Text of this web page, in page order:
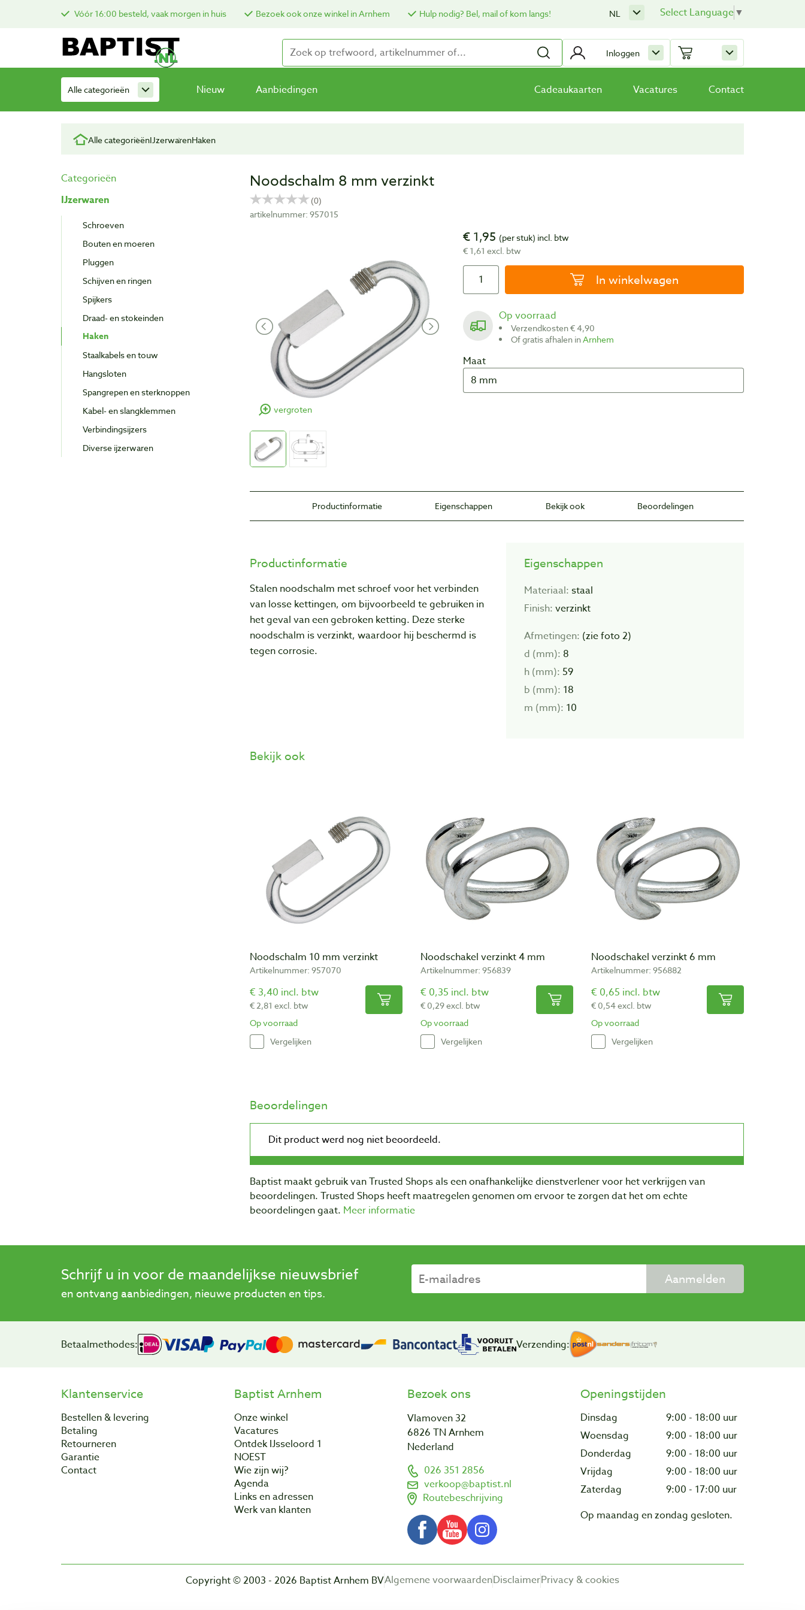
Vóór 16:00 besteld, vaak morgen in huis Bezoek ook onze winkel in Arnhem Hulp nodig? Bel, mail of kom langs! Select Language▼
NL
Inloggen
Alle categorieën Nieuw Aanbiedingen Cadeaukaarten Vacatures Contact
Alle categorieënIJzerwarenHaken
Categorieën
IJzerwaren
Schroeven
Bouten en moeren
Pluggen
Schijven en ringen
Spijkers
Draad- en stokeinden
Haken
Staalkabels en touw
Hangsloten
Spangrepen en sterknoppen
Kabel- en slangklemmen
Verbindingsijzers
Diverse ijzerwaren
Noodschalm 8 mm verzinkt
artikelnummer: 957015
vergroten
€ 1,95 (per stuk) incl. btw
€ 1,61 excl. btw
In winkelwagen
Op voorraad
Verzendkosten € 4,90
Of gratis afhalen inArnhem
Maat
Productinformatie Eigenschappen Bekijk ook Beoordelingen
Productinformatie
Stalen noodschalm met schroef voor het verbinden
van losse kettingen, om bijvoorbeeld te gebruiken in
het geval van een gebroken ketting. Deze sterke
noodschalm is verzinkt, waardoor hij beschermd is
tegen corrosie.
Eigenschappen
Materiaal: staal
Finish: verzinkt
Afmetingen: (zie foto 2)
d (mm): 8
h (mm): 59
b (mm): 18
m (mm): 10
Bekijk ook
Noodschalm 10 mm verzinkt
Artikelnummer: 957070
€ 3,40 incl. btw
€ 2,81 excl. btw
Op voorraad
Vergelijken
Noodschakel verzinkt 4 mm
Artikelnummer: 956839
€ 0,35 incl. btw
€ 0,29 excl. btw
Op voorraad
Vergelijken
Noodschakel verzinkt 6 mm
Artikelnummer: 956882
€ 0,65 incl. btw
€ 0,54 excl. btw
Op voorraad
Vergelijken
Beoordelingen
Baptist maakt gebruik van Trusted Shops als een onafhankelijke dienstverlener voor het verkrijgen van
beoordelingen. Trusted Shops heeft maatregelen genomen om ervoor te zorgen dat het om echte
beoordelingen gaat. Meer informatie
Schrijf u in voor de maandelijkse nieuwsbrief
en ontvang aanbiedingen, nieuwe producten en tips.
Aanmelden
Betaalmethodes: Verzending:
Klantenservice
Bestellen & levering
Betaling
Retourneren
Garantie
Contact
Baptist Arnhem
Onze winkel
Vacatures
Ontdek IJsseloord 1
NOEST
Wie zijn wij?
Agenda
Links en adressen
Werk van klanten
Bezoek ons
Vlamoven 32
6826 TN Arnhem
Nederland
026 351 2856
verkoop@baptist.nl
Routebeschrijving
Openingstijden
Dinsdag
9:00 - 18:00 uur
Woensdag
9:00 - 18:00 uur
Donderdag
9:00 - 18:00 uur
Vrijdag
9:00 - 18:00 uur
Zaterdag
9:00 - 17:00 uur
Op maandag en zondag gesloten.
Algemene voorwaardenDisclaimerPrivacy & cookies
Copyright © 2003 - 2026 Baptist Arnhem BV